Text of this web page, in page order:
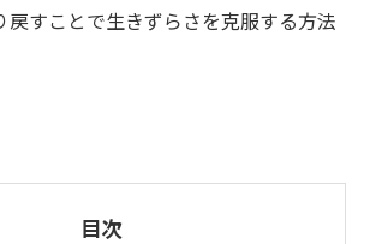
戻すことで生きずらさを克服する方法
目次